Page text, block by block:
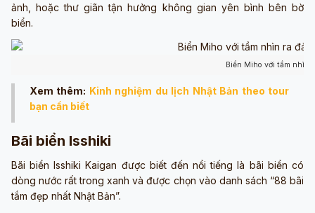
ảnh, hoặc thư giãn tận hưởng không gian yên bình bên bờ
biển.
Biển Miho với tầm nhìn
Xem thêm: Kinh nghiệm du lịch Nhật Bản theo tour
bạn cần biết
Bãi biển Isshiki
Bãi biển Isshiki Kaigan được biết đến nổi tiếng là bãi biển có
dòng nước rất trong xanh và được chọn vào danh sách “88 bãi
tắm đẹp nhất Nhật Bản”.